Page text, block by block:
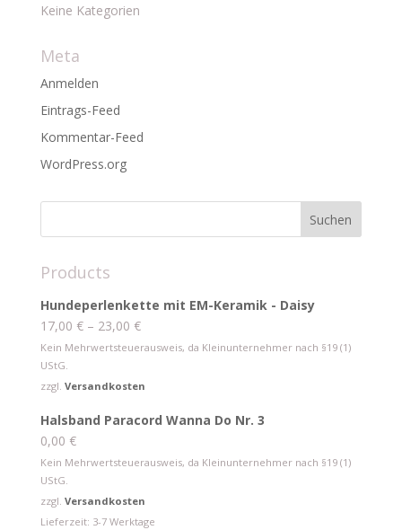
Keine Kategorien
Meta
Anmelden
Eintrags-Feed
Kommentar-Feed
WordPress.org
Products
Hundeperlenkette mit EM-Keramik - Daisy
17,00 €– 23,00 €
Kein Mehrwertsteuerausweis, da Kleinunternehmer nach §19 (1)
UStG.
zzgl. Versandkosten
Halsband Paracord Wanna Do Nr. 3
0,00 €
Kein Mehrwertsteuerausweis, da Kleinunternehmer nach §19 (1)
UStG.
zzgl. Versandkosten
Lieferzeit: 3-7 Werktage